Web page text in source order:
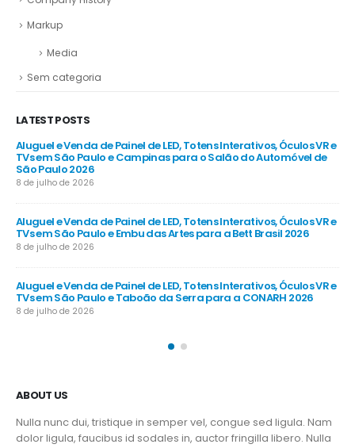
Company History
Markup
Media
LATEST POSTS
Aluguel e Venda de Painel de LED, Totens Interativos, Óculos VR e
TVs em São Paulo e São Caetano do Sul para a FENASUCRO &
AGROCANA 2026
8 de julho de 2026
Aluguel e Venda de Painel de LED, Totens Interativos, Óculos VR e
TVs em São Paulo e Cotia para a FISPAL Tecnologia 2026
8 de julho de 2026
Aluguel e Venda de Painel de LED, Totens Interativos, Óculos VR e
ABOUT US